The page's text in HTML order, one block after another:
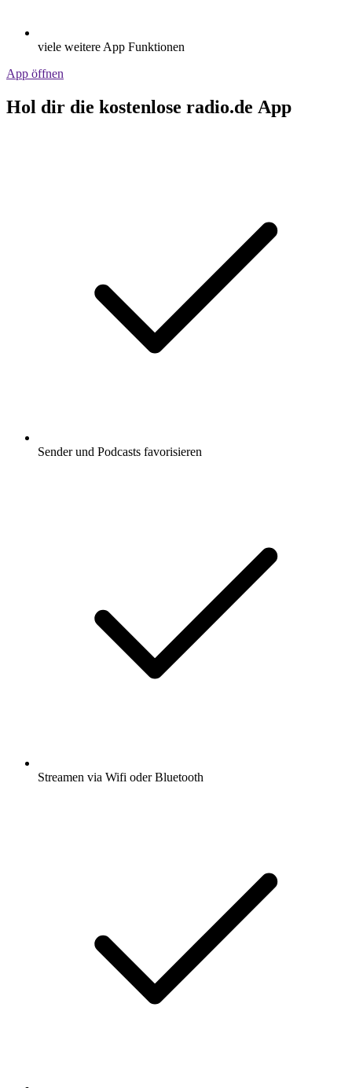
viele weitere App Funktionen
App öffnen
Hol dir die kostenlose radio.de App
Sender und Podcasts favorisieren
Streamen via Wifi oder Bluetooth